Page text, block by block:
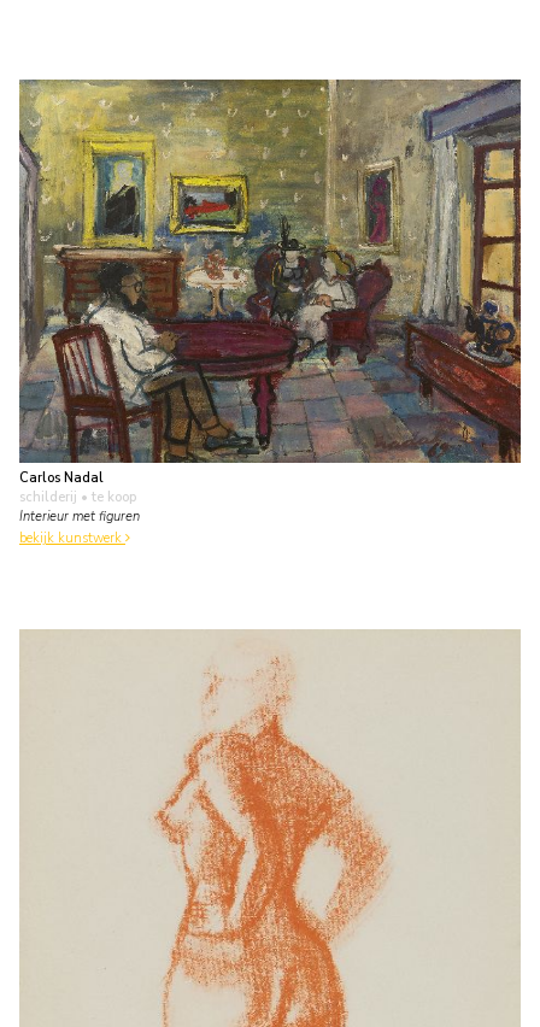
Carlos Nadal
schilderij • te koop
Interieur met figuren
bekijk kunstwerk